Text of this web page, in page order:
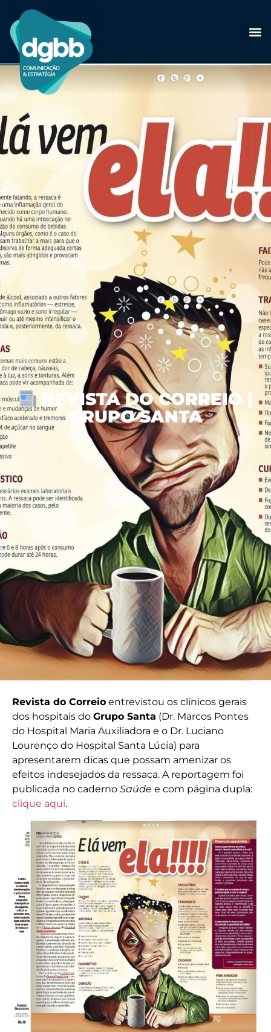
REVISTA DO CORREIO |
GRUPO SANTA
Revista do Correio entrevistou os clínicos gerais
dos hospitais do Grupo Santa (Dr. Marcos Pontes
do Hospital Maria Auxiliadora e o Dr. Luciano
Lourenço do Hospital Santa Lúcia) para
apresentarem dicas que possam amenizar os
efeitos indesejados da ressaca. A reportagem foi
publicada no caderno Saúde e com página dupla:
clique aqui.